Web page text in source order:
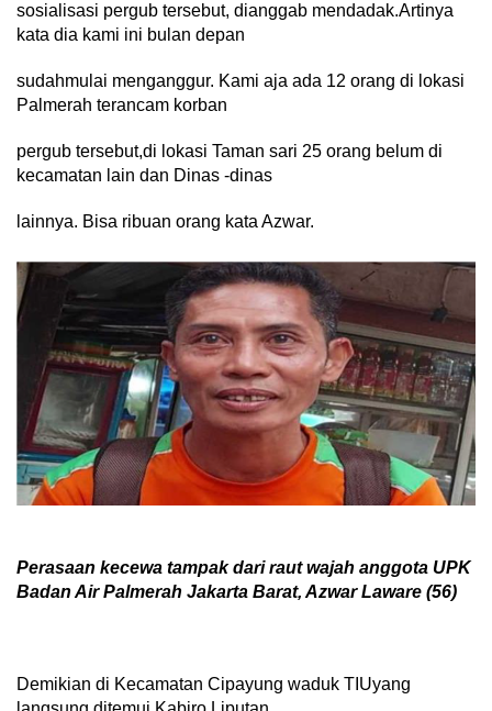
sosialisasi pergub tersebut, dianggab mendadak.Artinya
kata dia kami ini bulan depan
sudahmulai menganggur. Kami aja ada 12 orang di lokasi
Palmerah terancam korban
pergub tersebut,di lokasi Taman sari 25 orang belum di
kecamatan lain dan Dinas -dinas
lainnya. Bisa ribuan orang kata Azwar.
Perasaan kecewa tampak dari raut wajah anggota UPK
Badan Air Palmerah Jakarta Barat, Azwar Laware (56)
Demikian di Kecamatan Cipayung waduk TIUyang